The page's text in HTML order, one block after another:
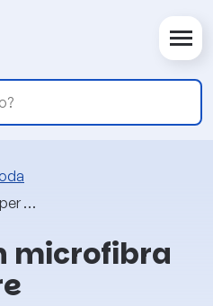
microfibra